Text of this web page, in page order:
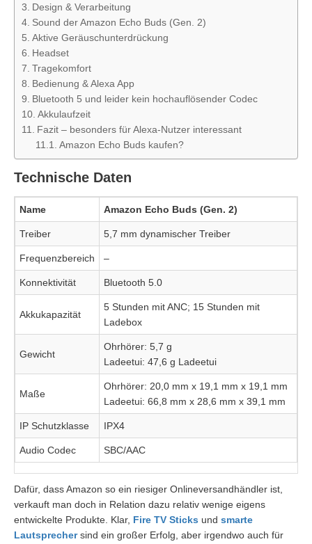
Design & Verarbeitung
Sound der Amazon Echo Buds (Gen. 2)
Aktive Geräuschunterdrückung
Headset
Tragekomfort
Bedienung & Alexa App
Bluetooth 5 und leider kein hochauflösender Codec
Akkulaufzeit
Fazit – besonders für Alexa-Nutzer interessant
Amazon Echo Buds kaufen?
Technische Daten
Name Amazon Echo Buds (Gen. 2)
Treiber 5,7 mm dynamischer Treiber
Frequenzbereich –
Konnektivität Bluetooth 5.0
Akkukapazität
5 Stunden mit ANC; 15 Stunden mit
Ladebox
Gewicht
Ohrhörer: 5,7 g
Ladeetui: 47,6 g Ladeetui
Maße
Ohrhörer: 20,0 mm x 19,1 mm x 19,1 mm
Ladeetui: 66,8 mm x 28,6 mm x 39,1 mm
IP Schutzklasse IPX4
Audio Codec SBC/AAC
Dafür, dass Amazon so ein riesiger Onlineversandhändler ist,
verkauft man doch in Relation dazu relativ wenige eigens
entwickelte Produkte. Klar, Fire TV Sticks und smarte
Lautsprechersind ein großer Erfolg, aber irgendwo auch für